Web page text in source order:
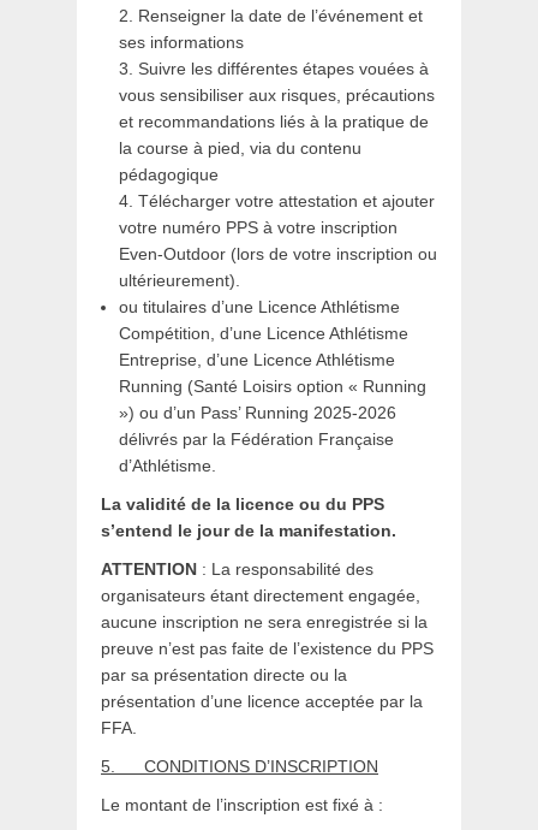
2. Renseigner la date de l’événement et
ses informations
3. Suivre les différentes étapes vouées à
vous sensibiliser aux risques, précautions
et recommandations liés à la pratique de
la course à pied, via du contenu
pédagogique
4. Télécharger votre attestation et ajouter
votre numéro PPS à votre inscription
Even-Outdoor (lors de votre inscription ou
ultérieurement).
ou titulaires d’une Licence Athlétisme
Compétition, d’une Licence Athlétisme
Entreprise, d’une Licence Athlétisme
Running (Santé Loisirs option « Running
») ou d’un Pass’ Running 2025-2026
délivrés par la Fédération Française
d’Athlétisme.
La validité de la licence ou du PPS
s’entend le jour de la manifestation.
ATTENTION : La responsabilité des
organisateurs étant directement engagée,
aucune inscription ne sera enregistrée si la
preuve n’est pas faite de l’existence du PPS
par sa présentation directe ou la
présentation d’une licence acceptée par la
FFA.
5.
CONDITIONS D’INSCRIPTION
Le montant de l’inscription est fixé à :